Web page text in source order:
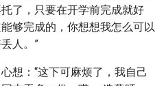
了，只要在开学前完成就好
够完成的，你想想我怎么可以
人。”
想：“这下可麻烦了，我自己